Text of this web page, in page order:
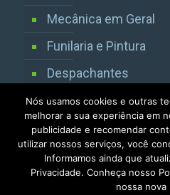
Mecânica em Geral
Funilaria e Pintura
Despachantes
Vistorias Detran SP
Nós usamos cookies e outras
melhorar a sua experiência em
publicidade e recomendar
utilizar nossos serviços, você
Informamos ainda que
Privacidade. Conheça nosso
nossa nova